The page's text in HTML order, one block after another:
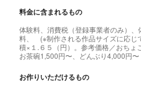
料金に含まれるもの
体験料、消費税（登録事業者のみ）
料、 (※制作される作品サイズに応じ
積×１.６５（円）。参考価格／おち
お茶碗1,500円〜、どんぶり4,000円
お作りいただけるもの